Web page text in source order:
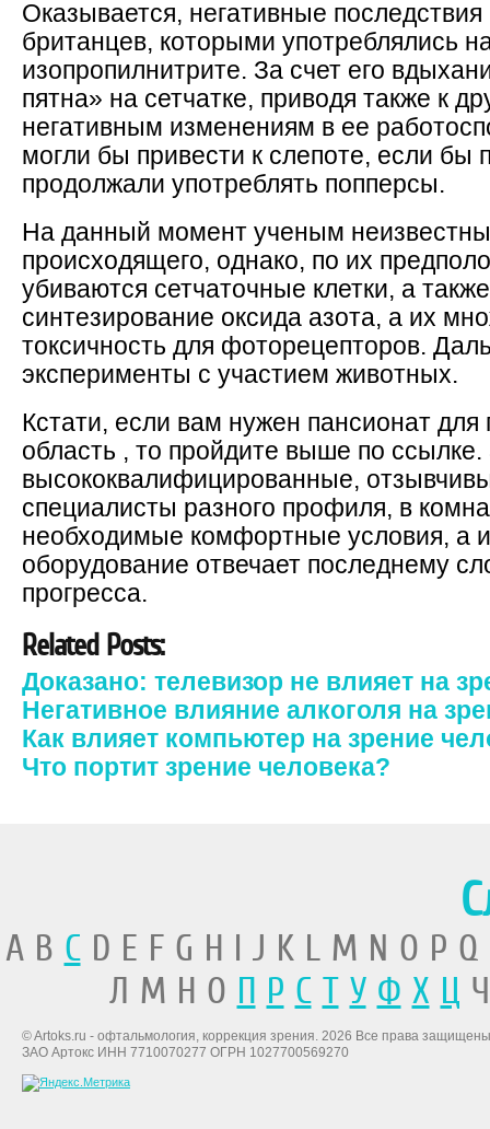
Оказывается, негативные последствия
британцев, которыми употреблялись
изопропилнитрите. За счет его
пятна» на сетчатке, приводя также к
негативным изменениям в ее
могли бы привести к слепоте, если бы
продолжали употреблять попперсы.
На данный момент ученым
происходящего, однако, по их
убиваются сетчаточные клетки, а
синтезирование оксида азота, а их
токсичность для фоторецепторов.
эксперименты с участием животных.
Кстати, если вам нужен пансионат для
область , то пройдите выше по
высококвалифицированные,
специалисты разного профиля, в
необходимые комфортные условия, а
оборудование отвечает последнему
прогресса.
Related Posts:
Доказано: телевизор не влияет на
Негативное влияние алкоголя на
Как влияет компьютер на зрение
Что портит зрение человека?
A B CD E F G H I J K L M N O P
Л М Н О П Р С Т У Ф Х Ц
© Artoks.ru - офтальмология, коррекция зрения. 2026 Все права
ЗАО Артокс ИНН 7710070277 ОГРН 1027700569270